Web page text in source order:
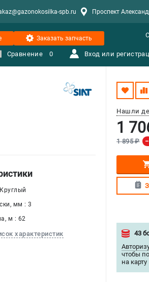
spb.ru Проспект
Заказать запчасть
Сравнение 0 Вход или
Нашли
1
1 895 ₽
43
чтобы
на карту
мм : 3
м : 62
характеристик